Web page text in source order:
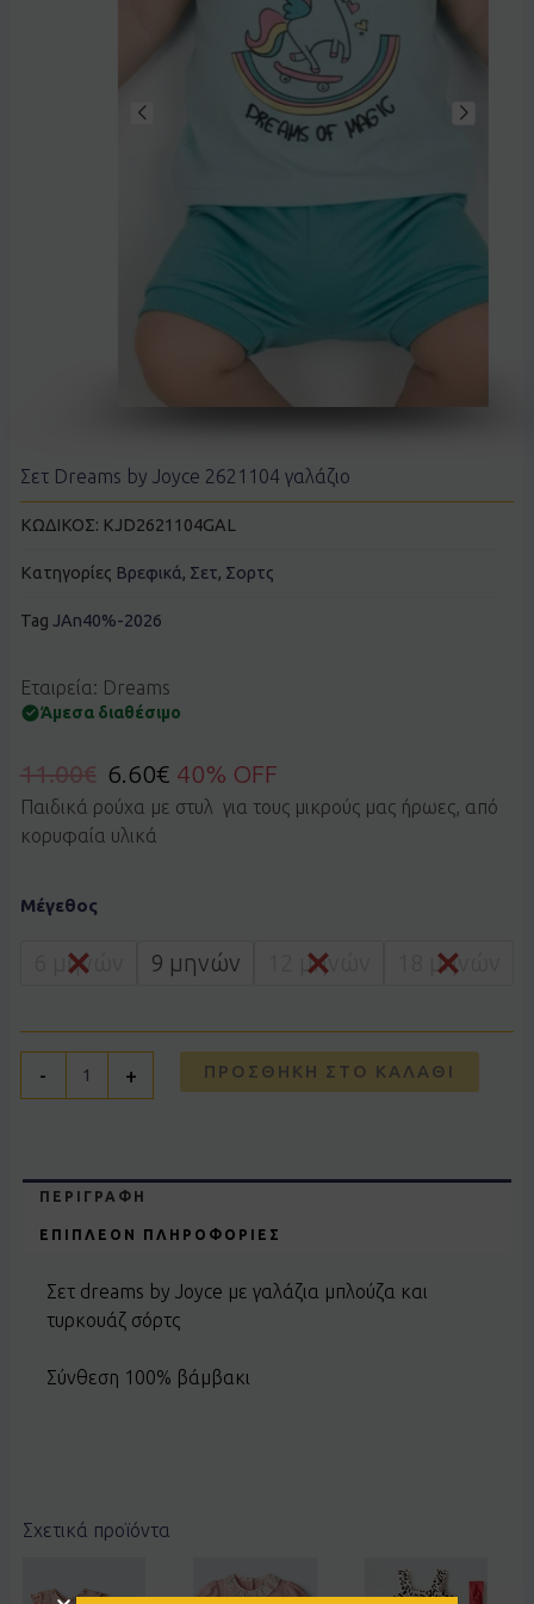
Σετ Dreams by Joyce 2621104 γαλάζιο
ΚΩΔΙΚΟΣ: KJD2621104GAL
Κατηγορίες Βρεφικά, Σετ, Σορτς
Tag JAn40%-2026
Εταιρεία: Dreams
Άμεσα διαθέσιμο
11.00€ 6.60€ 40% OFF
Παιδικά ρούχα με στυλ για τους μικρούς μας ήρωες, από
κορυφαία υλικά
Μέγεθος
6 μηνών 9 μηνών 12 μηνών 18 μηνών
-
Dreams
2621104
+ ΠΡΟΣΘΉΚΗ ΣΤΟ ΚΑΛΆΘΙ
ΠΕΡΙΓΡΑΦΉ
ΕΠΙΠΛΈΟΝ ΠΛΗΡΟΦΟΡΊΕΣ
Σετ dreams by Joyce με γαλάζια μπλούζα και
τυρκουάζ σόρτς
Σύνθεση 100% βάμβακι
Σχετικά προϊόντα